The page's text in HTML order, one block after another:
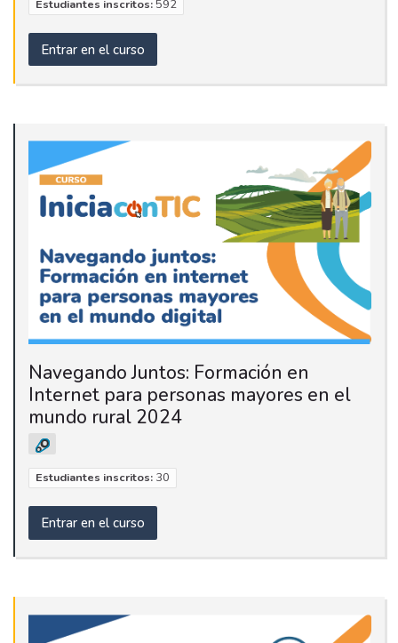
Estudiantes inscritos:592
Entrar en el curso
Navegando Juntos: Formación en
Internet para personas mayores en el
mundo rural 2024
Estudiantes inscritos:30
Entrar en el curso